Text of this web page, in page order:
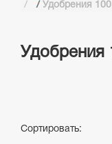
/ Удобрения
Удобрения
Сортировать: